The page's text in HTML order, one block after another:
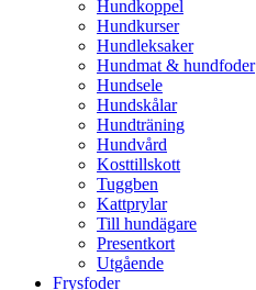
Hundkoppel
Hundkurser
Hundleksaker
Hundmat & hundfoder
Hundsele
Hundskålar
Hundträning
Hundvård
Kosttillskott
Tuggben
Kattprylar
Till hundägare
Presentkort
Utgående
Frysfoder